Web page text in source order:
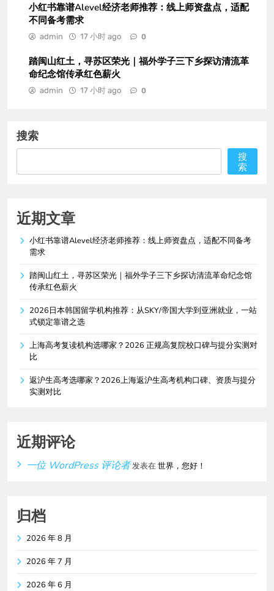
小红书靠谱Alevel经济老师推荐：线上师资盘点，适配
不同备考需求
admin 17 小时 ago 0
踏闽山红土，寻苏区荣光｜福外学子三下乡探访清流革
命纪念馆传承红色薪火
admin 17 小时 ago 0
搜索
搜
索
近期文章
小红书靠谱Alevel经济老师推荐：线上师资盘点，适配不同备考
需求
踏闽山红土，寻苏区荣光｜福外学子三下乡探访清流革命纪念馆
传承红色薪火
2026日本韩国留学机构推荐：从SKY/帝国大学到亚洲就业，一站
式锁定靠谱之选
上海高考复读机构选哪家？2026 正规高复院校口碑与提分实测对
比
返沪生高考选哪家？2026上海返沪生高考机构口碑、资质与提分
实测对比
近期评论
一位 WordPress 评论者发表在世界，您好！
归档
2026 年 8 月
2026 年 7 月
2026 年 6 月